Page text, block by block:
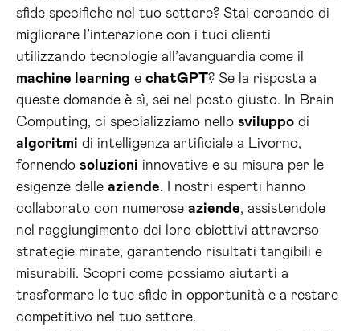
sfide specifiche nel tuo settore? Stai cercando di
migliorare l’interazione con i tuoi clienti
utilizzando tecnologie all’avanguardia come il
machine learning e chatGPT? Se la risposta a
queste domande è sì, sei nel posto giusto. In Brain
Computing, ci specializziamo nello sviluppo di
algoritmi di intelligenza artificiale a Livorno,
fornendo soluzioni innovative e su misura per le
esigenze delle aziende. I nostri esperti hanno
collaborato con numerose aziende, assistendole
nel raggiungimento dei loro obiettivi attraverso
strategie mirate, garantendo risultati tangibili e
misurabili. Scopri come possiamo aiutarti a
trasformare le tue sfide in opportunità e a restare
competitivo nel tuo settore.